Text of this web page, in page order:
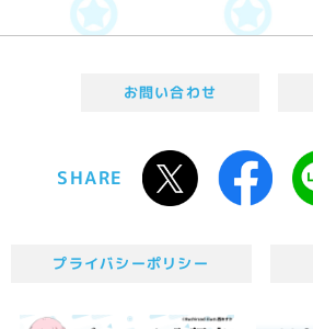
お問い合わせ
SHARE
プライバシーポリシー